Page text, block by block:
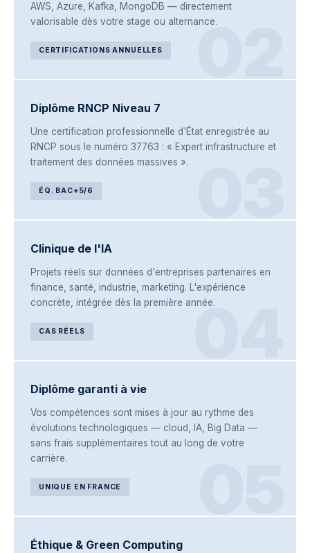
02
AWS, Azure, Kafka, MongoDB — directement
valorisable dès votre stage ou alternance.
CERTIFICATIONS ANNUELLES
Diplôme RNCP Niveau 7
Une certification professionnelle d'État enregistrée au
RNCP sous le numéro 37763 : « Expert infrastructure et
traitement des données massives ».
ÉQ. BAC+5/6
04
Clinique de l'IA
Projets réels sur données d'entreprises partenaires en
finance, santé, industrie, marketing. L'expérience
concrète, intégrée dès la première année.
CAS RÉELS
Diplôme garanti à vie
Vos compétences sont mises à jour au rythme des
évolutions technologiques — cloud, IA, Big Data —
sans frais supplémentaires tout au long de votre
carrière.
UNIQUE EN FRANCE
Éthique & Green Computing